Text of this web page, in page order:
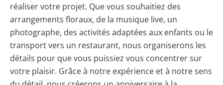
réaliser votre projet. Que vous souhaitiez des
arrangements floraux, de la musique live, un
photographe, des activités adaptées aux enfants ou le
transport vers un restaurant, nous organiserons les
détails pour que vous puissiez vous concentrer sur
votre plaisir. Grâce à notre expérience et à notre sens